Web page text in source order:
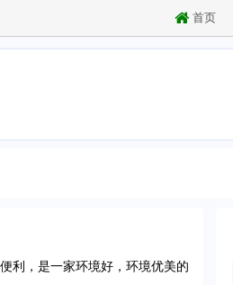
首页
利，是一家环境好，环境优美的